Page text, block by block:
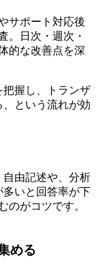
サポート対応後
。日次・週次・
的な改善点を深
把握し、トランザ
という流れが効
由記述や、分析
いと回答率が下
のがコツです。
める